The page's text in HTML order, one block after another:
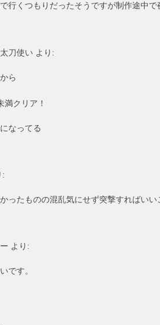
行くつもりだったそうですが制作途中
刀使い より:
ら
満クリア！
なってる
:
ったものの混乱気にせず突撃すればい
より:
です。